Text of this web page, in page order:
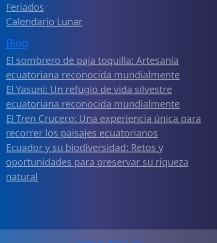
Feriados
Calendario Lunar
Blog
El sombrero de paja toquilla: Artesanía
ecuatoriana reconocida mundialmente
El Yasuní: Un refugio de vida silvestre
ecuatoriana reconocida mundialmente
El Tren Crucero: Una experiencia única para
recorrer los paisajes ecuatorianos
Ecuador y su biodiversidad: Retos y
oportunidades para preservar su riqueza
natural